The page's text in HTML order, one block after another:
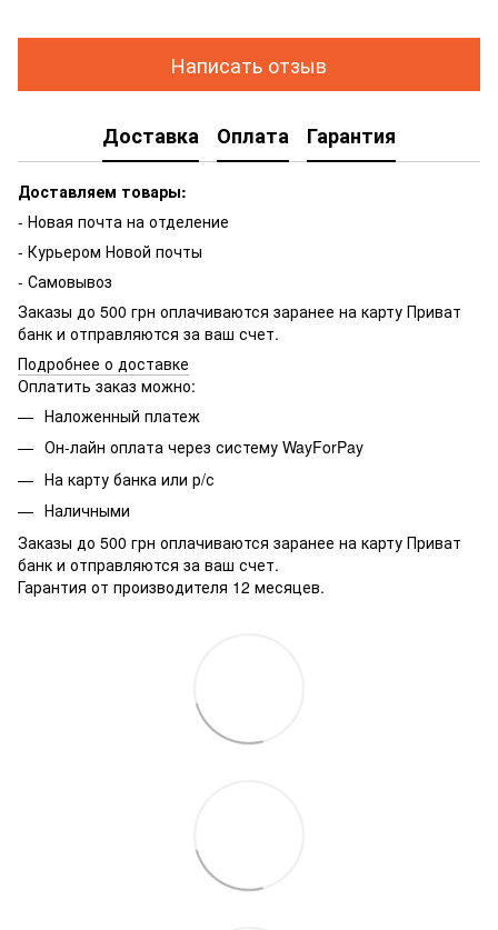
Написать отзыв
Доставка Оплата Гарантия
Доставляем товары:
- Новая почта на отделение
- Курьером Новой почты
- Самовывоз
Заказы до 500 грн оплачиваются заранее на карту Приват
банк и отправляются за ваш счет.
Подробнее о доставке
Оплатить заказ можно:
Наложенный платеж
Он-лайн оплата через систему WayForPay
На карту банка или р/с
Наличными
Заказы до 500 грн оплачиваются заранее на карту Приват
банк и отправляются за ваш счет.
Гарантия от производителя 12 месяцев.